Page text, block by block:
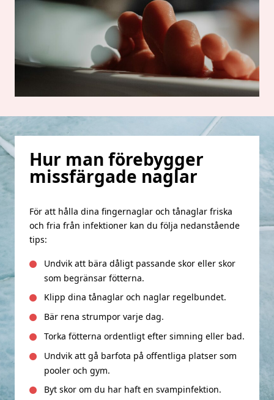
Hur man förebygger
missfärgade naglar
För att hålla dina fingernaglar och tånaglar friska
och fria från infektioner kan du följa nedanstående
tips:
Undvik att bära dåligt passande skor eller skor
som begränsar fötterna.
Klipp dina tånaglar och naglar regelbundet.
Bär rena strumpor varje dag.
Torka fötterna ordentligt efter simning eller bad.
Undvik att gå barfota på offentliga platser som
pooler och gym.
Byt skor om du har haft en svampinfektion.